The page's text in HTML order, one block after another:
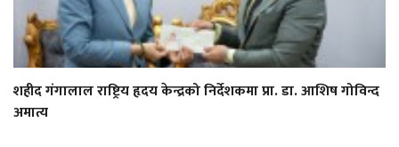
शहीद गंगालाल राष्ट्रिय हृदय केन्द्रको निर्देशकमा प्रा. डा. आशिष गोविन्द
अमात्य